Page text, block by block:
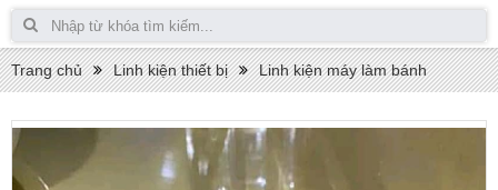
Trang chủ Linh kiện thiết bị Linh kiện máy làm bánh